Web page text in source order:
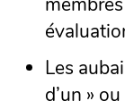
Les
d’un »